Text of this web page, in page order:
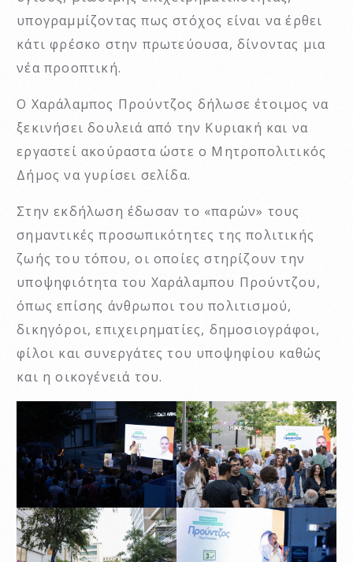
υπογραμμίζοντας πως στόχος είναι να έρθει
κάτι φρέσκο στην πρωτεύουσα, δίνοντας μια
νέα προοπτική.
Ο Χαράλαμπος Προύντζος δήλωσε έτοιμος να
ξεκινήσει δουλειά από την Κυριακή και να
εργαστεί ακούραστα ώστε ο Μητροπολιτικός
Δήμος να γυρίσει σελίδα.
Στην εκδήλωση έδωσαν το «παρών» τους
σημαντικές προσωπικότητες της πολιτικής
ζωής του τόπου, οι οποίες στηρίζουν την
υποψηφιότητα του Χαράλαμπου Προύντζου,
όπως επίσης άνθρωποι του πολιτισμού,
δικηγόροι, επιχειρηματίες, δημοσιογράφοι,
φίλοι και συνεργάτες του υποψηφίου καθώς
και η οικογένειά του.